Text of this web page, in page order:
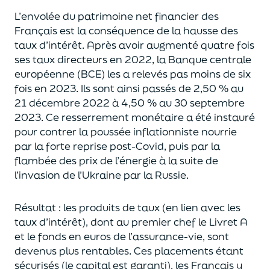
L’envolée du patrimoine netfinancier des
Français est la conséquencede la hausse des
taux d’intérêt. Après avoir augmenté quatre fois
ses taux directeurs en 2022, la Banque centrale
européenne (BCE) les arelevés pas moins desix
fois en 2023. Ils sont ainsi passés de 2,50 % au
21 décembre 2022 à4,50 % au 30 septembre
2023. Ce resserrement monétaire a été instauré
pour contrer lapoussée inflationniste nourrie
par la forte reprise post-Covid, puis par la
flambée des prix de l’énergie à la suite de
l’invasion de l’Ukraine par la Russie.
Résultat : les produits de taux (en lien avec les
tauxd’intérêt), dont au premier chef le Livret A
et le fonds en euros de l’assurance-vie, sont
devenus plus rentables. Ces placements étant
sécurisés (le capital est garanti), les Français y